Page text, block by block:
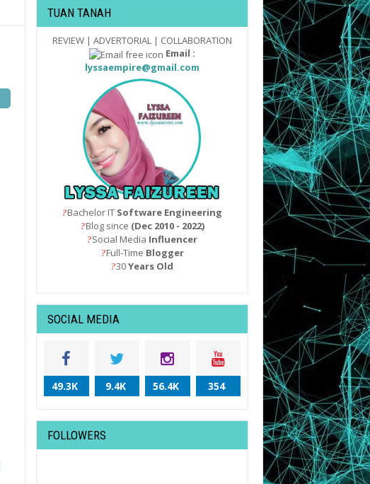
TUAN TANAH
REVIEW | ADVERTORIAL | COLLABORATION
Email :
lyssaempire@gmail.com
?Bachelor IT Software Engineering
?Blog since (Dec 2010 - 2022)
?Social Media Influencer
?Full-Time Blogger
?30Years Old
SOCIAL MEDIA
49.3K 9.4K 56.4K 354
FOLLOWERS